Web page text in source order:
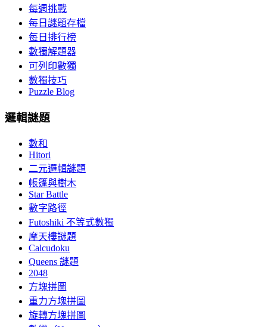
每週挑戰
每日謎題存檔
每日排行榜
數獨解題器
可列印數獨
數獨技巧
Puzzle Blog
邏輯謎題
數和
Hitori
二元邏輯謎題
帳篷與樹木
Star Battle
數字路徑
Futoshiki 不等式數獨
摩天樓謎題
Calcudoku
Queens 謎題
2048
方塊拼圖
重力方塊拼圖
旋轉方塊拼圖